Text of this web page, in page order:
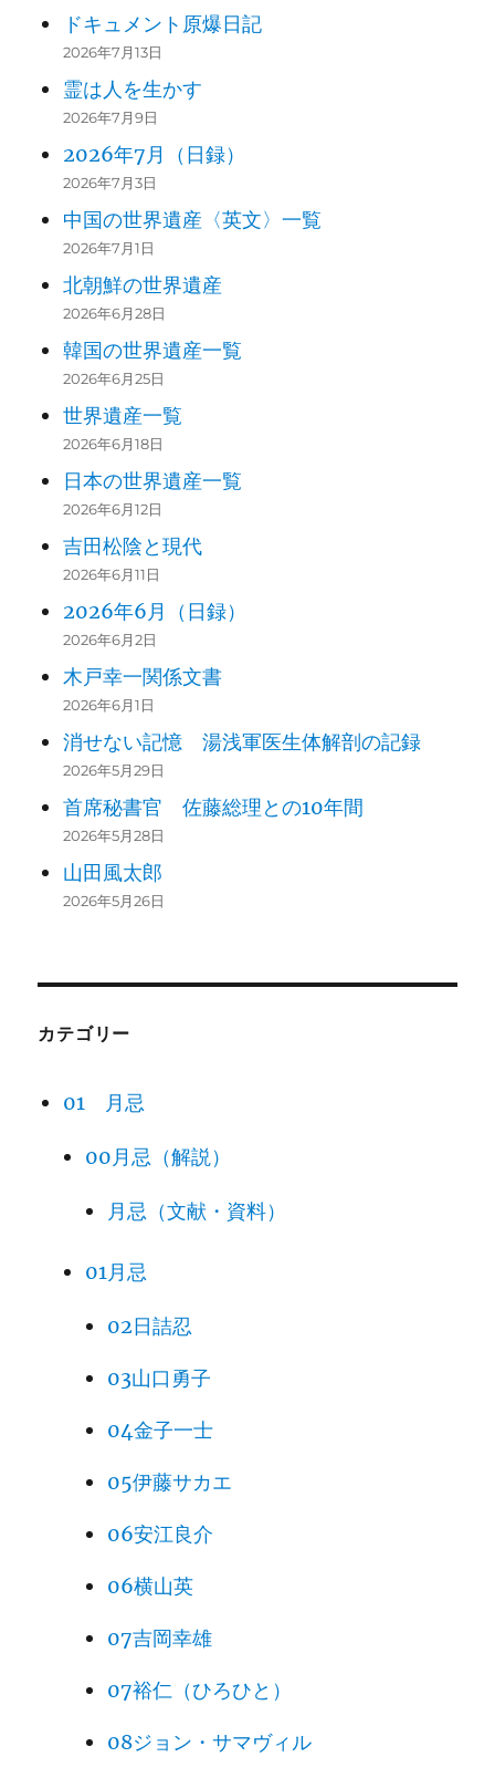
2010
ng in “The Centre of Heaven a
2010 China Danxia (2010)
2011
West Lake Cultural Landscape
2012 Site of Xanadu (2012)
2012 Chengjiang Fossil Site (2012)
2013
Hani Rice Terraces (2013)
2013 Xinjiang Tianshan (2013)
2014
k of Chang’an-Tianshan Corrid
2014
2015 Tusi Sites (2015)
2016
Zuojiang Huashan Rock Art Cul
2016 Hubei Shennongjia (2016)
2017
2019
ng the Coast of Yellow Sea-Bo
2021
2023
orests of the Jingmai Mountain
Ensemble Exhibiting the Ideal
Order of the Chinese Capital (2
Badain Jaran Desert – Towers
of Sand and Lakes (2024)
Migratory Bird Sanctuaries alo
hai Gulf of China (2019, 2024)
ドキュメント原爆日記
2026年7月13日
霊は人を生かす
2026年7月9日
2026年7月（日録）
2026年7月3日
中国の世界遺産〈英文〉一覧
2026年7月1日
北朝鮮の世界遺産
2026年6月28日
韓国の世界遺産一覧
2026年6月25日
世界遺産一覧
2026年6月18日
日本の世界遺産一覧
2026年6月12日
吉田松陰と現代
2026年6月11日
2026年6月（日録）
2026年6月2日
木戸幸一関係文書
2026年6月1日
消せない記憶 湯浅軍医生体解剖の記録
2026年5月29日
首席秘書官 佐藤総理との10年間
2026年5月28日
山田風太郎
2026年5月26日
カテゴリー
01 月忌
00月忌（解説）
月忌（文献・資料）
01月忌
02日詰忍
03山口勇子
04金子一士
05伊藤サカエ
06安江良介
06横山英
07吉岡幸雄
07裕仁（ひろひと）
08ジョン・サマヴィル